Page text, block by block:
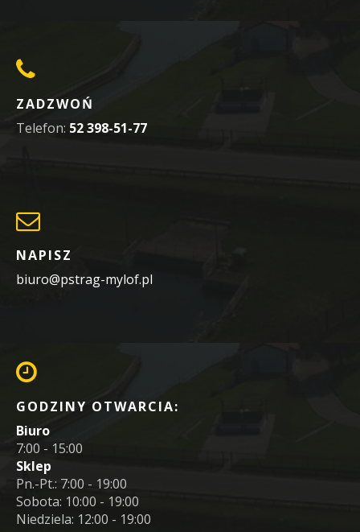
ZADZWOŃ
Telefon: 52 398-51-77
NAPISZ
biuro@pstrag-mylof.pl
GODZINY OTWARCIA:
Biuro
7:00 - 15:00
Sklep
Pn.-Pt.: 7:00 - 19:00
Sobota: 10:00 - 19:00
Niedziela: 12:00 - 19:00